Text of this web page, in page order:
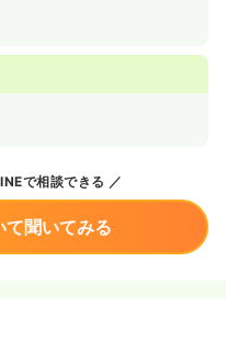
で相談できる
て聞いてみる